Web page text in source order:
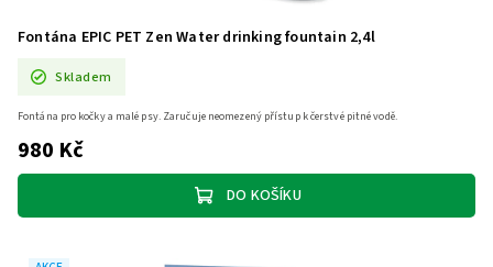
Fontána EPIC PET Zen Water drinking fountain​ 2,4l
Skladem
980 Kč
DO KOŠÍKU
Fontána pro kočky a malé psy. Zaručuje neomezený přístup k čerstvé pitné vodě.